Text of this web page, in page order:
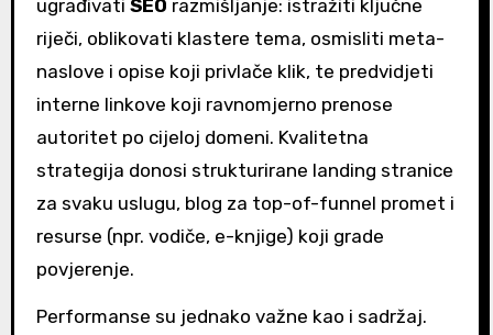
ugrađivati SEO razmišljanje: istražiti ključne
riječi, oblikovati klastere tema, osmisliti meta-
naslove i opise koji privlače klik, te predvidjeti
interne linkove koji ravnomjerno prenose
autoritet po cijeloj domeni. Kvalitetna
strategija donosi strukturirane landing stranice
za svaku uslugu, blog za top-of-funnel promet i
resurse (npr. vodiče, e-knjige) koji grade
povjerenje.
Performanse su jednako važne kao i sadržaj.